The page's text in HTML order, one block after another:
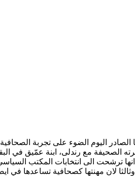
اليوم الضوء على تجربة
الصحيفة مع رندلى، ابنة عمّيق في
ترشحت الى انتخابات المكتب
لان مهنتها كصحافية تساعدها في